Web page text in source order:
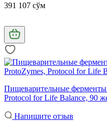
391 107 сўм
Пищеварительные ферменты
Protocol for Life Balance, 90
Напишите отзыв